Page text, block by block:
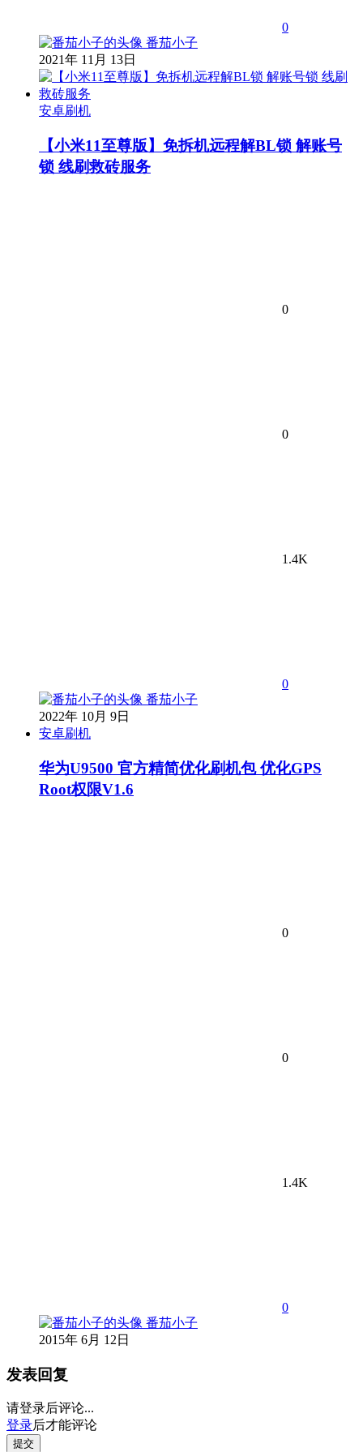
0
番茄小子
2021年 11月 13日
安卓刷机
【小米11至尊版】免拆机远程解BL锁 解账号
锁 线刷救砖服务
0
0
1.4K
0
番茄小子
2022年 10月 9日
安卓刷机
华为U9500 官方精简优化刷机包 优化GPS
Root权限V1.6
0
0
1.4K
0
番茄小子
2015年 6月 12日
发表回复
请登录后评论...
登录后才能评论
提交